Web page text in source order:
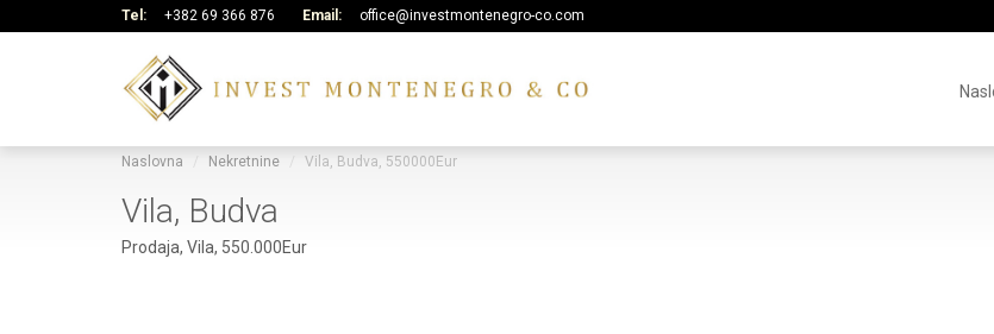
Tel: +382 69 366 876 Email: office@investmontenegro-co.com
Naslovna Nekretnine Vila, Budva, 550000Eur
Vila, Budva
Prodaja, Vila, 550.000Eur